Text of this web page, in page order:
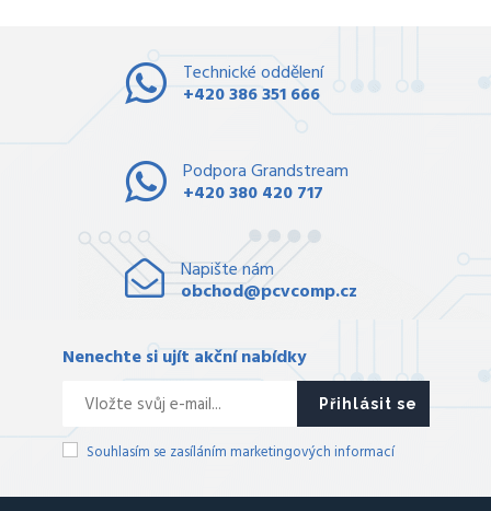
Technické oddělení
+420 386 351 666
Podpora Grandstream
+420 380 420 717
Napište nám
obchod@pcvcomp.cz
Nenechte si ujít akční nabídky
Přihlásit se
Souhlasím se zasíláním marketingových informací